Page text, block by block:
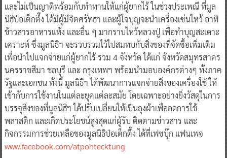
และไม่เป็นญาติพร้อมกับทำทานให้แก่ผู้ยากไร้ ในช่วงประเพณี ที่มูล
นิธิป่อเต็กตึ๊ง ได้มีผู้มีจิตศรัทธา และผู้ใจบุญจะนำเครื่องเซ่นไหว้ อาทิ
ข้าวสารอาหารแห้ง และอื่น ๆ มากราบไหว้หลวงปู่ เพื่อทำบุญสะเดาะ
เคราะห์ ซึ่งมูลนิธิฯ จะรวบรวมไว้ไปสมทบกับสิ่งของที่จัดซื้อเพิ่มเติม
เพื่อนำไปแจกจ่ายแก่ผู้ยากไร้ รวม 4 จังหวัด ได้แก่ จังหวัดสมุทรสาคร
นครราชสีมา ชลบุรี และ กรุงเทพฯ พร้อมนำมอบองค์กรต่างๆ ทั้งภาค
รัฐและเอกชน ทั้งนี้ มูลนิธิฯ ได้พัฒนาการแจกจ่ายสิ่งของเครื่องใช้ ให้
เข้ากับการใช้งานในแต่ละยุคแต่ละสมัย โดยเฉพาะอย่างยิ่งวัสดุในการ
บรรจุสิ่งของที่มูลนิธิฯ ได้ปรับเปลี่ยนให้เป็นถุงผ้าเพื่อลดการใช้
พลาสติก และเกิดประโยชน์สูงสุดแก่ผู้รับ ติดตามข่าวสาร และ
กิจกรรมการช่วยเหลือของมูลนิธิป่อเต็กตึ๊ง ได้ที่เฟซบุ๊ก แฟนเพจ
www.facebook.com/atpohtecktung